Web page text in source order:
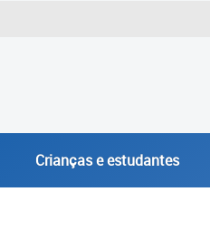
Crianças e estudantes